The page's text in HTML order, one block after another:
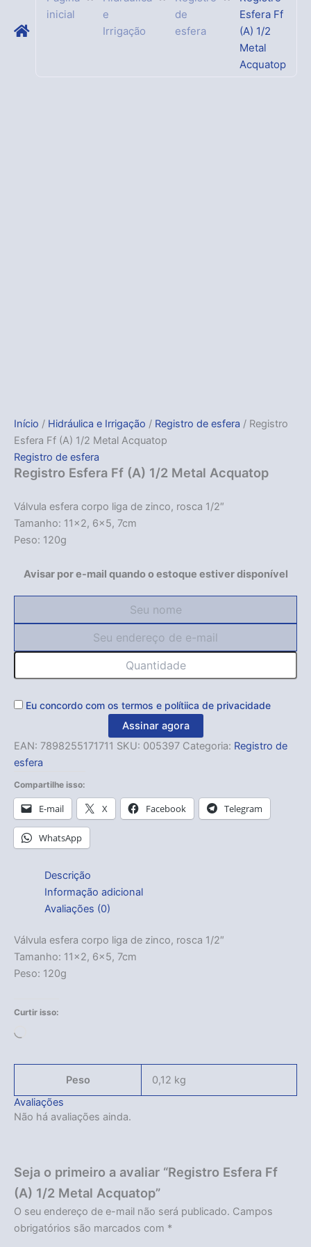
inicial
e
Irrigação
de
esfera
Esfera Ff
(A) 1/2
Metal
Acquatop
Início / Hidráulica e Irrigação / Registro de esfera / Registro
Esfera Ff (A) 1/2 Metal Acquatop
Registro de esfera
Registro Esfera Ff (A) 1/2 Metal Acquatop
Válvula esfera corpo liga de zinco, rosca 1/2″
Tamanho: 11×2, 6×5, 7cm
Peso: 120g
Avisar por e-mail quando o estoque estiver disponível
Eu concordo com os termos e polítiica de privacidade
Assinar agora
EAN: 7898255171711 SKU: 005397 Categoria: Registro de
esfera
Compartilhe isso:
E-mail X Facebook Telegram
WhatsApp
Descrição
Informação adicional
Avaliações (0)
Válvula esfera corpo liga de zinco, rosca 1/2″
Tamanho: 11×2, 6×5, 7cm
Peso: 120g
Curtir isso:
Peso
0,12 kg
Avaliações
Não há avaliações ainda.
Seja o primeiro a avaliar “Registro Esfera Ff
(A) 1/2 Metal Acquatop”
O seu endereço de e-mail não será publicado. Campos
obrigatórios são marcados com *